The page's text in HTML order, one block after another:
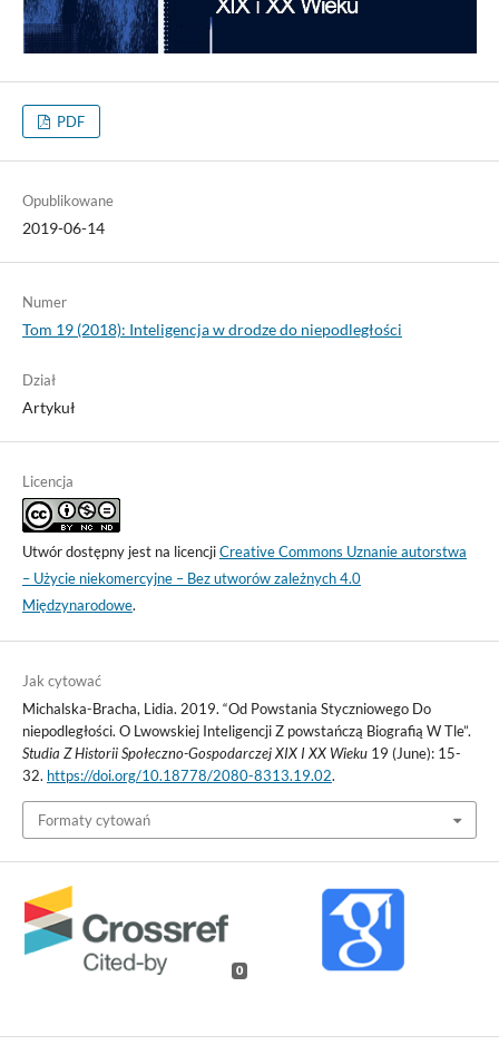
PDF
Opublikowane
2019-06-14
Numer
Tom 19 (2018): Inteligencja w drodze do niepodległości
Dział
Artykuł
Licencja
Utwór dostępny jest na licencjiCreative Commons Uznanie autorstwa
– Użycie niekomercyjne – Bez utworów zależnych 4.0
Międzynarodowe.
Jak cytować
Michalska-Bracha, Lidia. 2019. “Od Powstania Styczniowego Do
niepodległości. O Lwowskiej Inteligencji Z powstańczą Biografią W Tle”.
Studia Z Historii Społeczno-Gospodarczej XIX I XX Wieku19 (June): 15-
32. https://doi.org/10.18778/2080-8313.19.02.
Formaty cytowań
0